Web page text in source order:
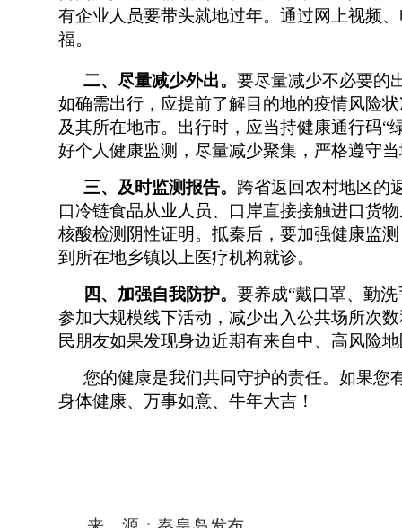
有企业人员要带头就地过年。通过网上视频
福。
二、尽量减少外出。 要尽量减少不必要的
如确需出行，应提前了解目的地的疫情风险
及其所在地市。出行时，应当持健康通行码“
好个人健康监测，尽量减少聚集，严格遵守
三、及时监测报告。 跨省返回农村地区的
口冷链食品从业人员、口岸直接接触进口货
核酸检测阴性证明。抵秦后，要加强健康监
到所在地乡镇以上医疗机构就诊。
四、加强自我防护。 要养成“戴口罩、勤
参加大规模线下活动，减少出入公共场所次
民朋友如果发现身边近期有来自中、高风险
您的健康是我们共同守护的责任。如果您
身体健康、万事如意、牛年大吉！